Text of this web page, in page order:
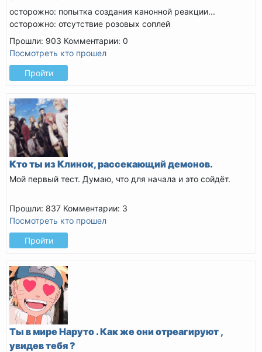
осторожно: попытка создания канонной реакции...
осторожно: отсутствие розовых соплей
Прошли: 903 Комментарии: 0
Посмотреть кто прошел
Пройти
Кто ты из Клинок, рассекающий демонов.
Мой первый тест. Думаю, что для начала и это сойдёт.
Прошли: 837 Комментарии: 3
Посмотреть кто прошел
Пройти
Ты в мире Наруто . Как же они отреагируют ,
увидев тебя ?